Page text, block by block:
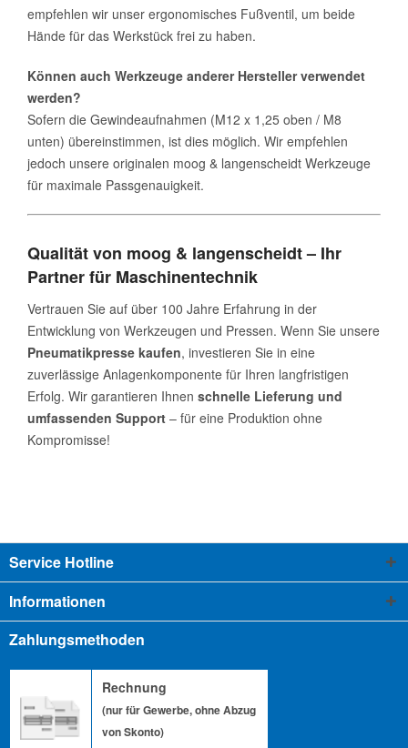
empfehlen wir unser ergonomisches Fußventil, um beide
Hände für das Werkstück frei zu haben.
Können auch Werkzeuge anderer Hersteller verwendet
werden?
Sofern die Gewindeaufnahmen (M12 x 1,25 oben / M8
unten) übereinstimmen, ist dies möglich. Wir empfehlen
jedoch unsere originalen moog & langenscheidt Werkzeuge
für maximale Passgenauigkeit.
Qualität von moog & langenscheidt – Ihr
Partner für Maschinentechnik
Vertrauen Sie auf über 100 Jahre Erfahrung in der
Entwicklung von Werkzeugen und Pressen. Wenn Sie unsere
Pneumatikpresse kaufen, investieren Sie in eine
zuverlässige Anlagenkomponente für Ihren langfristigen
Erfolg. Wir garantieren Ihnen schnelle Lieferung und
umfassenden Support – für eine Produktion ohne
Kompromisse!
Service Hotline
Informationen
Zahlungsmethoden
Rechnung
(nur für Gewerbe, ohne Abzug
von Skonto)